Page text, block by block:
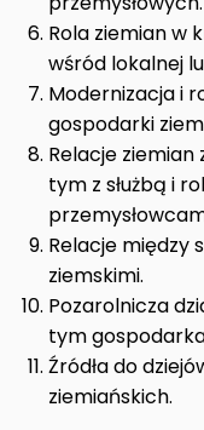
Rola ziemian w
wśród lokalnej
Modernizacja i
gospodarki
Relacje ziemian
tym z służbą i
Relacje między
ziemskimi.
Pozarolnicza
tym
Źródła do
ziemiańskich.